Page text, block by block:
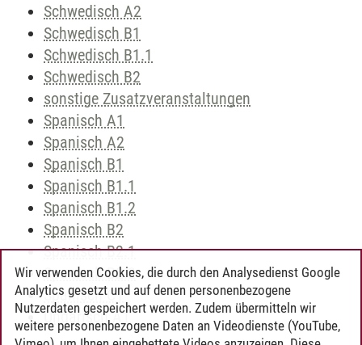
Schwedisch A2
Schwedisch B1
Schwedisch B1.1
Schwedisch B2
sonstige Zusatzveranstaltungen
Spanisch A1
Spanisch A2
Spanisch B1
Spanisch B1.1
Spanisch B1.2
Spanisch B2
Spanisch B2.1
Spanisch B2.2
Spanisch C1
Ungarisch A1
Wir verwenden Cookies, die durch den Analysedienst Google
Analytics gesetzt und auf denen personenbezogene
Nutzerdaten gespeichert werden. Zudem übermitteln wir
weitere personenbezogene Daten an Videodienste (YouTube,